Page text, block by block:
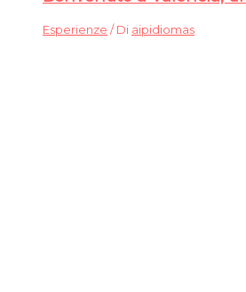
Esperienze / Di aipidiomas